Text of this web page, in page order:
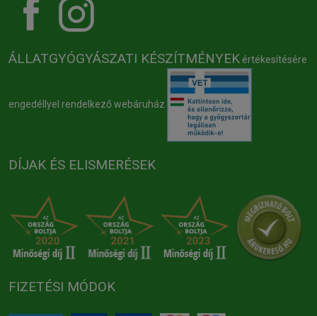
ÁLLATGYÓGYÁSZATI KÉSZÍTMÉNYEK értékesítésére
engedéllyel rendelkező webáruház
DÍJAK ÉS ELISMERÉSEK
FIZETÉSI MÓDOK